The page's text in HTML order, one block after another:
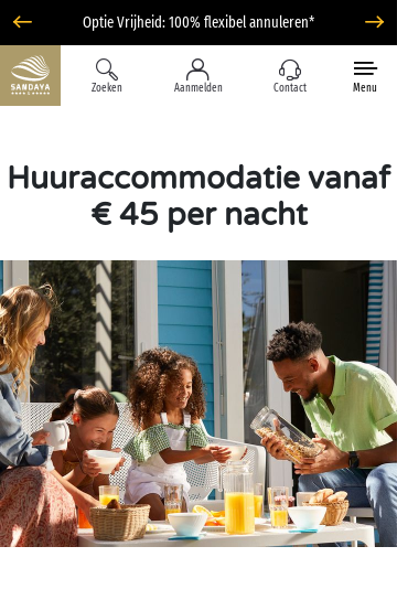
Optie Vrijheid: 100% flexibel annuleren*
Zoeken Aanmelden Contact Menu
Huuraccommodatie vanaf
€ 45 per nacht